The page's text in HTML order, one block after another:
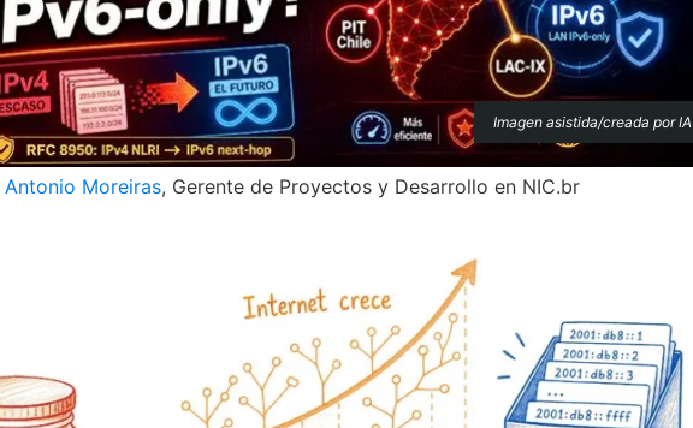
Imagen asistida/creada por IA
Antonio Moreiras, Gerente de Proyectos y Desarrollo en NIC.br